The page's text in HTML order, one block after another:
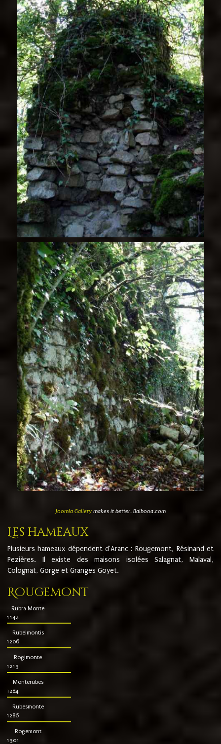
Joomla Gallerymakes it better. Balbooa.com
Les hameaux
Plusieurs hameaux dépendent d'Aranc : Rougemont, Résinand et
Pezières. Il existe des maisons isolées Salagnat, Malaval,
Colognat, Gorge et Granges Goyet.
Rougemont
Rubra Monte
1144
Rubeimontis
1206
Rogimonte
1213
Monterubes
1284
Rubesmonte
1286
Rogemont
1301